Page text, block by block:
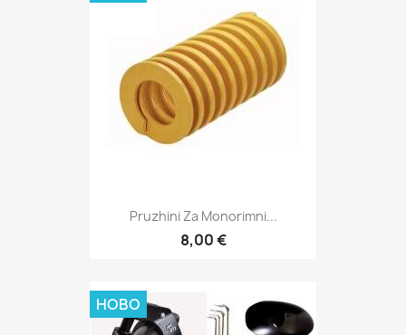
Pruzhini Za Monorimni...
8,00 €
НОВО